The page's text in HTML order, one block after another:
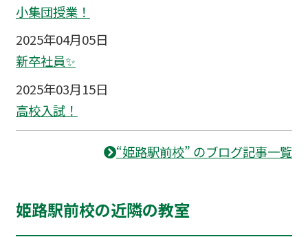
小集団授業！
2025年04月05日
新卒社員✨
2025年03月15日
高校入試！
“姫路駅前校” のブログ記事一覧
姫路駅前校の近隣の教室